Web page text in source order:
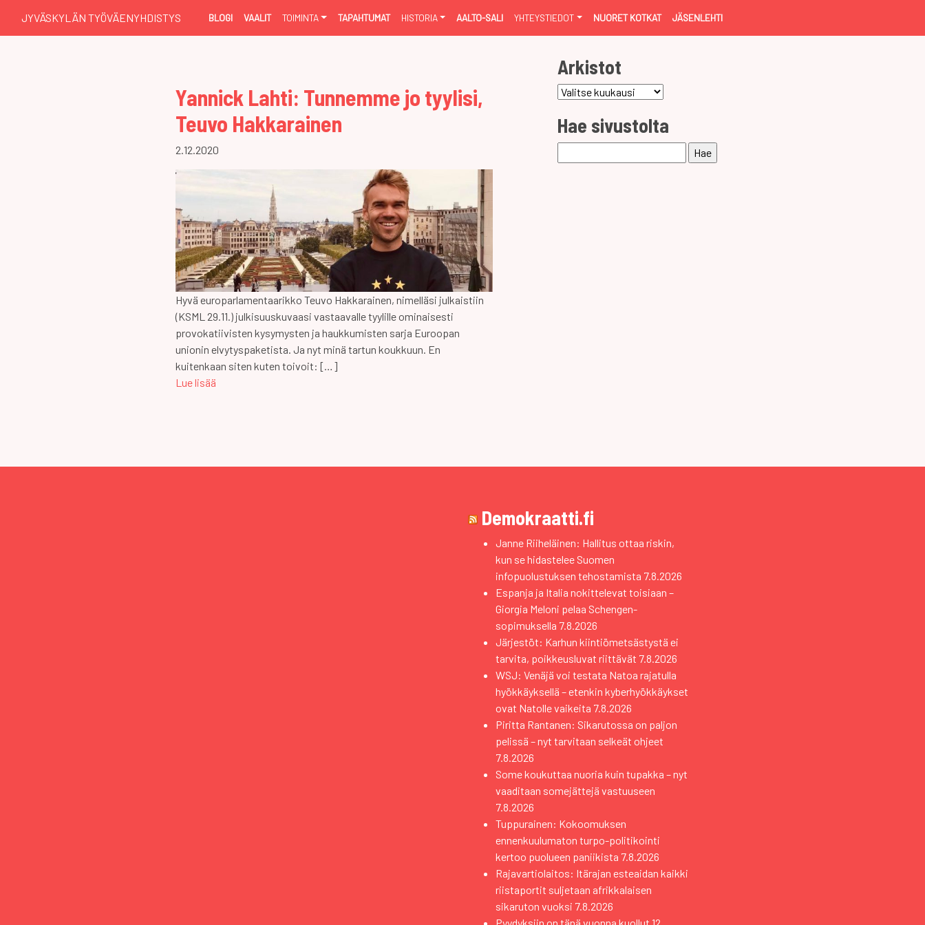
JYVÄSKYLÄN TYÖVÄENYHDISTYS BLOGI VAALIT TOIMINTA TAPAHTUMAT HISTORIA AALTO-SALI YHTEYSTIEDOT NUORET KOTKAT JÄSENLEHTI
Yannick Lahti: Tunnemme jo tyylisi,
Teuvo Hakkarainen
2.12.2020
Hyvä europarlamentaarikko Teuvo Hakkarainen, nimelläsi julkaistiin
(KSML 29.11.) julkisuuskuvaasi vastaavalle tyylille ominaisesti
provokatiivisten kysymysten ja haukkumisten sarja Euroopan
unionin elvytyspaketista. Ja nyt minä tartun koukkuun. En
kuitenkaan siten kuten toivoit: […]
Lue lisää
Arkistot
Arkistot
Hae sivustolta
Demokraatti.fi
Janne Riiheläinen: Hallitus ottaa riskin,
kun se hidastelee Suomen
infopuolustuksen tehostamista 7.8.2026
Espanja ja Italia nokittelevat toisiaan –
Giorgia Meloni pelaa Schengen-
sopimuksella 7.8.2026
Järjestöt: Karhun kiintiömetsästystä ei
tarvita, poikkeusluvat riittävät 7.8.2026
WSJ: Venäjä voi testata Natoa rajatulla
hyökkäyksellä – etenkin kyberhyökkäykset
ovat Natolle vaikeita 7.8.2026
Piritta Rantanen: Sikarutossa on paljon
pelissä – nyt tarvitaan selkeät ohjeet
7.8.2026
Some koukuttaa nuoria kuin tupakka – nyt
vaaditaan somejättejä vastuuseen
7.8.2026
Tuppurainen: Kokoomuksen
ennenkuulumaton turpo-politikointi
kertoo puolueen paniikista 7.8.2026
Rajavartiolaitos: Itärajan esteaidan kaikki
riistaportit suljetaan afrikkalaisen
sikaruton vuoksi 7.8.2026
Pyydyksiin on tänä vuonna kuollut 12